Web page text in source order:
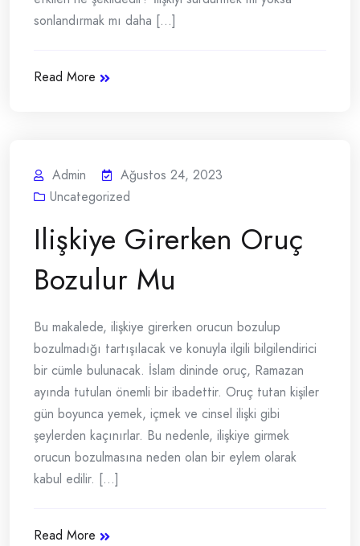
sonlandırmak mı daha [...]
Read More
Admin
Ağustos 24, 2023
Uncategorized
Ilişkiye Girerken Oruç
Bozulur Mu
Bu makalede, ilişkiye girerken orucun bozulup
bozulmadığı tartışılacak ve konuyla ilgili bilgilendirici
bir cümle bulunacak. İslam dininde oruç, Ramazan
ayında tutulan önemli bir ibadettir. Oruç tutan kişiler
gün boyunca yemek, içmek ve cinsel ilişki gibi
şeylerden kaçınırlar. Bu nedenle, ilişkiye girmek
orucun bozulmasına neden olan bir eylem olarak
kabul edilir. [...]
Read More